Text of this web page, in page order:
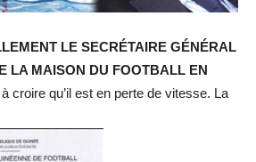
LE SECRÉTAIRE GÉNÉRAL
LA MAISON DU FOOTBALL EN
croire qu’il est en perte de vitesse. La